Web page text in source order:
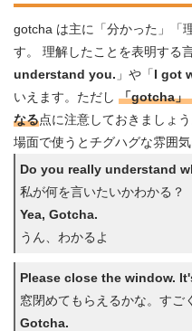
gotcha は主に「分かった」「
す。 理解したことを表明する
understand you. 」や「I got
いえます。ただし 「gotcha」
なる点に注意しておきましょ
場面で使うとチグハグな雰囲気
Do you really understand
私が何を言いたいかわかる？
Yea, Gotcha.
うん、わかるよ
Please close the window.
窓閉めてもらえるかな。すご
Gotcha.